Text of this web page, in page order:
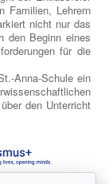
Familien, Lehrern
nicht nur das
den Beginn eines
für die
Anna-Schule ein
den Unterricht